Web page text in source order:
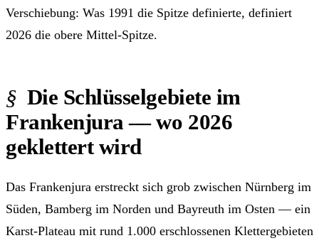
Verschiebung: Was 1991 die Spitze definierte, definiert
2026 die obere Mittel-Spitze.
Die Schlüsselgebiete im
Frankenjura — wo 2026
geklettert wird
Das Frankenjura erstreckt sich grob zwischen Nürnberg im
Süden, Bamberg im Norden und Bayreuth im Osten — ein
Karst-Plateau mit rund 1.000 erschlossenen Klettergebieten